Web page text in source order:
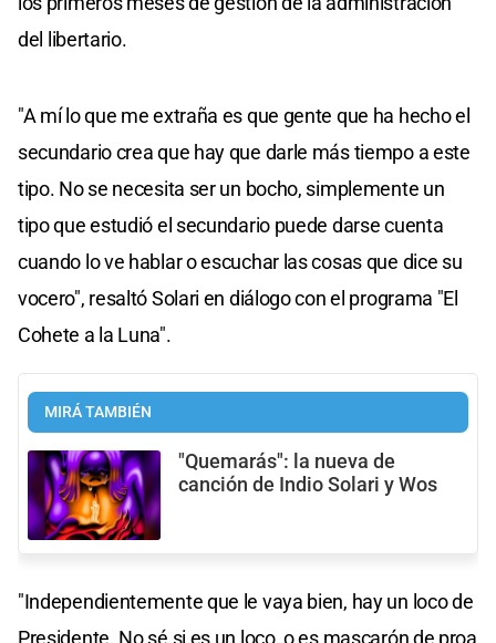
del libertario.
"A mí lo que me extraña es que gente que ha hecho el
secundario crea que hay que darle más tiempo a este
tipo. No se necesita ser un bocho, simplemente un
tipo que estudió el secundario puede darse cuenta
cuando lo ve hablar o escuchar las cosas que dice su
vocero", resaltó Solari en diálogo con el programa "El
Cohete a la Luna".
MIRÁ TAMBIÉN
"Quemarás": la nueva de
canción de Indio Solari y Wos
"Independientemente que le vaya bien, hay un loco de
Presidente. No sé si es un loco, o es mascarón de proa